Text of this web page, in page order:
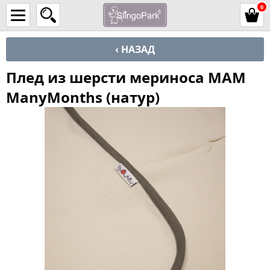
0
‹ НАЗАД
Плед из шерсти мериноса MAM
ManyMonths (натур)